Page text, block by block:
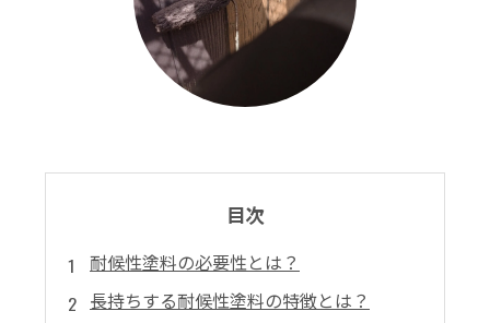
目次
耐候性塗料の必要性とは？
長持ちする耐候性塗料の特徴とは？